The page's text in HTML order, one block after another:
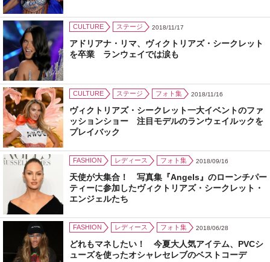
CULTURE ステージ 2018/11/17
アドリアナ・リマ、ヴィクトリアズ・シークレット
を卒業 ランウェイでは涙も
CULTURE ステージ フォト集 2018/11/16
ヴィクトリアズ・シークレット一大イベントのファ
ッションショー 注目モデルのランウェイルックを
プレイバック
FASHION レディース フォト集 2018/09/16
天使が大集合！ 写真集『Angels』のローンチパー
ティーに参加したヴィクトリアズ・シークレット・
エンジェルたち
FASHION レディース フォト集 2018/06/28
どれもマネしたい！ 今夏大人気アイテム、PVCシ
ューズを使ったオシャレセレブのベストコーデ